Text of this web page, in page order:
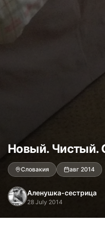
Новый. Чистый.
Словакия авг 2014
Аленушка-сестрица
28 July 2014